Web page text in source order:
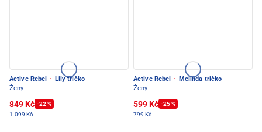
Active Rebel ·
Lily tričko
Ženy
849 Kč -22 %
1.099 Kč
Active Rebel ·
Melinda tričko
Ženy
599 Kč -25 %
799 Kč